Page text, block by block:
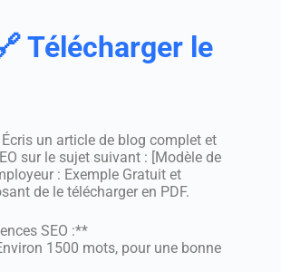
Télécharger le
Écris un article de blog complet et
sur le sujet suivant : [Modèle de
: Exemple Gratuit et
de le télécharger en PDF.
SEO :**
1500 mots, pour une bonne